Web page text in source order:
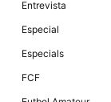
Entrevista
Especial
Especials
FCF